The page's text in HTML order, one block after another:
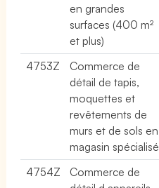
en grandes
surfaces (400 m²
et plus)
4753Z
Commerce de
détail de tapis,
moquettes et
revêtements de
murs et de sols en
magasin spécialisé
4754Z
Commerce de